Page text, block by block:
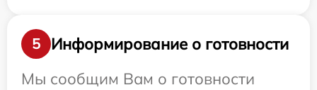
5
Информирование о готовности
Мы сообщим Вам о готовности